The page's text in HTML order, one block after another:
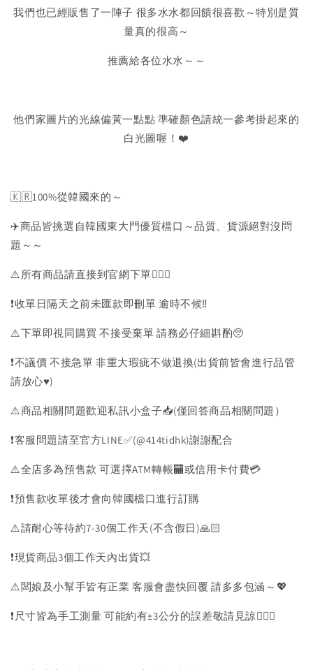
我們也已經販售了一陣子 很多水水都回饋很喜歡～特別是質
量真的很高～
推薦給各位水水～～
他們家圖片的光線偏黃一點點 準確顏色請統一參考掛起來的
白光圖喔！❤️
🇰🇷100%從韓國來的～
✈️商品皆挑選自韓國東大門優質檔口～品質、貨源絕對沒問
題～～
⚠️所有商品請直接到官網下單💁🏻‍♀️
❗️收單日隔天之前未匯款即刪單 逾時不候‼️
⚠️下單即視同購買 不接受棄單 請務必仔細斟酌🥺
❗️不議價 不接急單 非重大瑕疵不做退換(出貨前皆會進行品管
請放心♥️)
⚠️商品相關問題歡迎私訊小盒子📥(僅回答商品相關問題）
❗️客服問題請至官方LINE✅(@414tidhk)謝謝配合
⚠️全店多為預售款 可選擇ATM轉帳🏧或信用卡付費💳
❗️預售款收單後才會向韓國檔口進行訂購
⚠️請耐心等待約7-30個工作天(不含假日)🙏🏻
❗️現貨商品3個工作天內出貨💥
⚠️闆娘及小幫手皆有正業 客服會盡快回覆 請多多包涵～💖
❗️尺寸皆為手工測量 可能約有±3公分的誤差敬請見諒🙇🏻‍♀️